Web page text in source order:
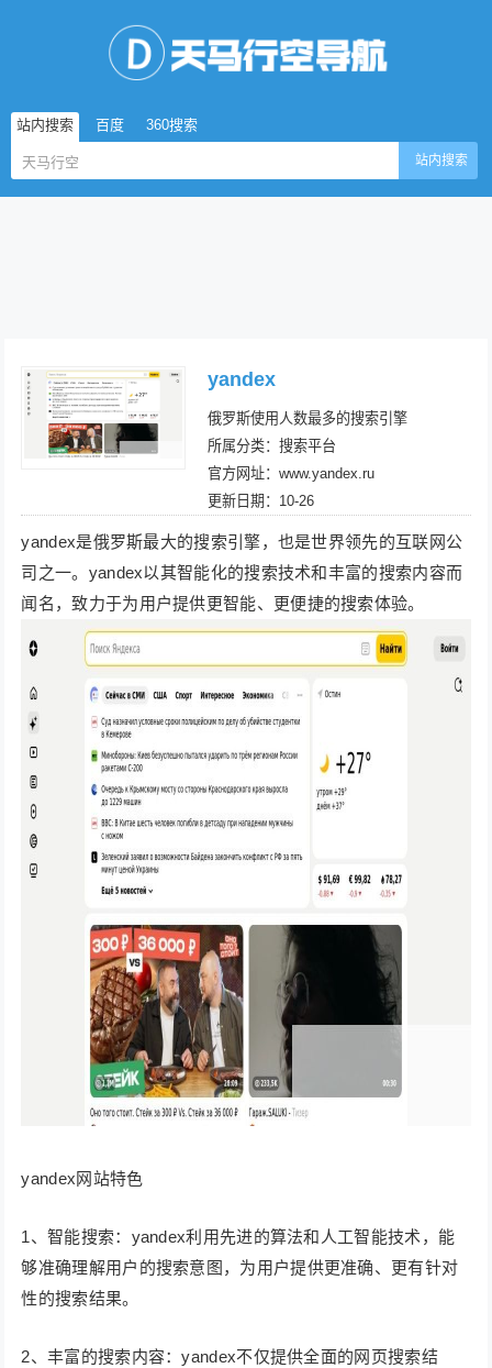
站内搜索 百度 360搜索
站内搜索
yandex
俄罗斯使用人数最多的搜索引擎
所属分类：搜索平台
官方网址：www.yandex.ru
更新日期：10-26
yandex是俄罗斯最大的搜索引擎，也是世界领先的互联网公
司之一。yandex以其智能化的搜索技术和丰富的搜索内容而
闻名，致力于为用户提供更智能、更便捷的搜索体验。
yandex网站特色
1、智能搜索：yandex利用先进的算法和人工智能技术，能
够准确理解用户的搜索意图，为用户提供更准确、更有针对
性的搜索结果。
2、丰富的搜索内容：yandex不仅提供全面的网页搜索结